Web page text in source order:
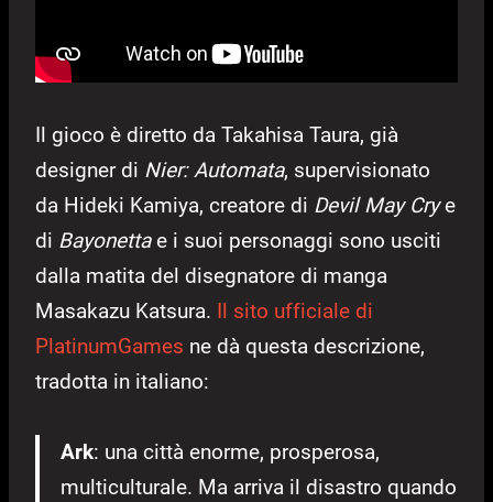
Il gioco è diretto da Takahisa Taura, già
designer di Nier: Automata, supervisionato
da Hideki Kamiya, creatore di Devil May Crye
di Bayonettae i suoi personaggi sono usciti
dalla matita del disegnatore di manga
Masakazu Katsura. Il sito ufficiale di
PlatinumGames ne dà questa descrizione,
tradotta in italiano:
Ark: una città enorme, prosperosa,
multiculturale. Ma arriva il disastro quando